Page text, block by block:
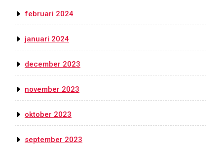
februari 2024
januari 2024
december 2023
november 2023
oktober 2023
september 2023